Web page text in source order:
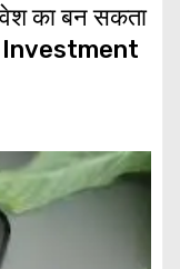
का बन सकता
Investment